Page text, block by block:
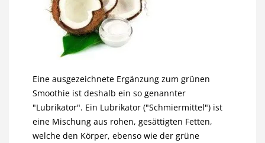
Eine ausgezeichnete Ergänzung zum grünen
Smoothie ist deshalb ein so genannter
"Lubrikator". Ein Lubrikator ("Schmiermittel") ist
eine Mischung aus rohen, gesättigten Fetten,
welche den Körper, ebenso wie der grüne